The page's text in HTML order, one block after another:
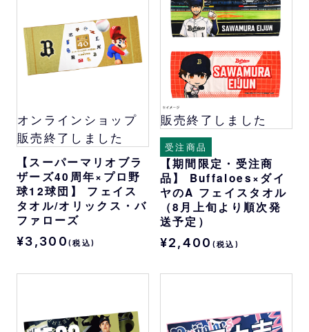
オンラインショップ
販売終了しました
【スーパーマリオブラ
ザーズ40周年×プロ野
球12球団】 フェイス
タオル/オリックス・バ
ファローズ
¥3,300 (税込)
販売終了しました
受注商品
【期間限定・受注商
品】 Buffaloes×ダイ
ヤのA フェイスタオル
（8月上旬より順次発
送予定）
¥2,400 (税込)